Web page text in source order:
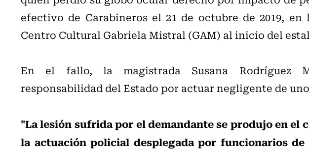
efectivo de Carabineros el 21 de octubre de 2019, en
Centro Cultural Gabriela Mistral (GAM) al inicio del
En el fallo, la magistrada Susana Rodríguez
responsabilidad del Estado por actuar negligente de
"La lesión sufrida por el demandante se produjo en el
la actuación policial desplegada por funcionarios de